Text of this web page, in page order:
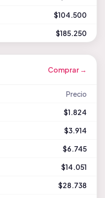
$104.500
$185.250
Comprar →
Precio
$1.824
$3.914
$6.745
$14.051
$28.738